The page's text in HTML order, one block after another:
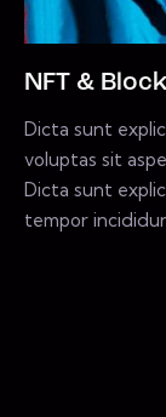
NFT &
Dicta sunt
voluptas sit
Dicta sunt
tempor